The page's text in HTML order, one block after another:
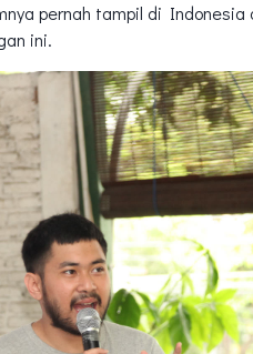
pernah tampil di Indonesia
ini.